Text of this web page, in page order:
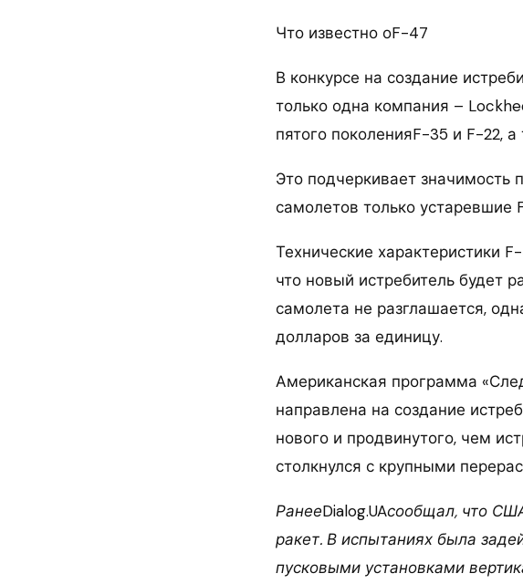
Что известно оF-47
В конкурсе на создание
только одна компания –
пятого поколенияF-35 и F-22,
Это подчеркивает значимость
самолетов только устаревшие
Технические характеристики
что новый истребитель будет
самолета не разглашается,
долларов за единицу.
Американская программа
направлена на создание
нового и продвинутого, чем
столкнулся с крупными
РанееDialog.UAсообщал, что
ракет. В испытаниях была
пусковыми установками